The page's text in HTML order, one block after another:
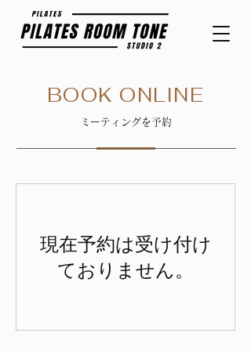
BOOK ONLINE
ミーティングを予約
現在予約は受け付け
ておりません。